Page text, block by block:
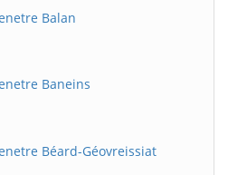
Balan
Baneins
Béard-Géovreissiat